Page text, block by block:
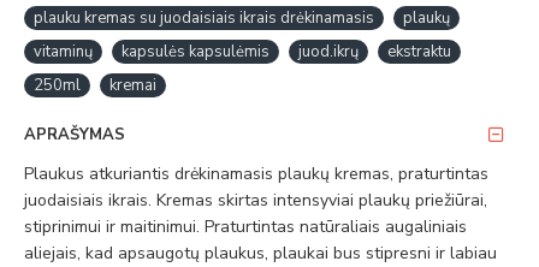
plauku kremas su juodaisiais ikrais drėkinamasis
plaukų
vitaminų
kapsulės kapsulėmis juod.ikrų
ekstraktu
250ml
kremai
APRAŠYMAS
Plaukus atkuriantis drėkinamasis plaukų kremas, praturtintas
juodaisiais ikrais. Kremas skirtas intensyviai plaukų priežiūrai,
stiprinimui ir maitinimui. Praturtintas natūraliais augaliniais
aliejais, kad apsaugotų plaukus, plaukai bus stipresni ir labiau